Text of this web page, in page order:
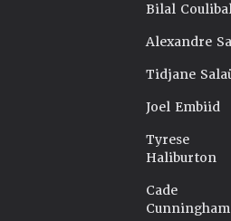
Bilal
Alexandre
Tidjane
Joel Embiid
Tyrese
Haliburton
Cade
Cunningham